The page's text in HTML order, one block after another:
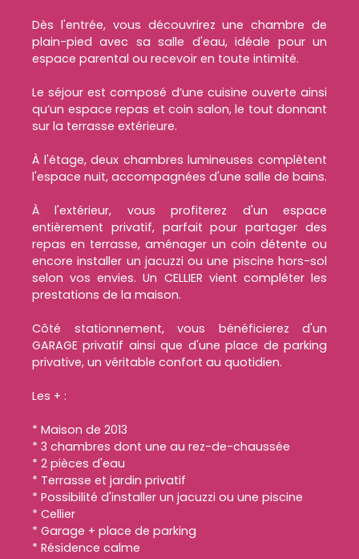
Dès l'entrée, vous découvrirez une chambre de
plain-pied avec sa salle d'eau, idéale pour un
espace parental ou recevoir en toute intimité.
Le séjour est composé d’une cuisine ouverte ainsi
qu’un espace repas et coin salon, le tout donnant
sur la terrasse extérieure.
À l'étage, deux chambres lumineuses complètent
l'espace nuit, accompagnées d'une salle de bains.
À l'extérieur, vous profiterez d'un espace
entièrement privatif, parfait pour partager des
repas en terrasse, aménager un coin détente ou
encore installer un jacuzzi ou une piscine hors-sol
selon vos envies. Un CELLIER vient compléter les
prestations de la maison.
Côté stationnement, vous bénéficierez d'un
GARAGE privatif ainsi que d'une place de parking
privative, un véritable confort au quotidien.
Les + :
* Maison de 2013
* 3 chambres dont une au rez-de-chaussée
* 2 pièces d'eau
* Terrasse et jardin privatif
* Possibilité d'installer un jacuzzi ou une piscine
* Cellier
* Garage + place de parking
* Résidence calme